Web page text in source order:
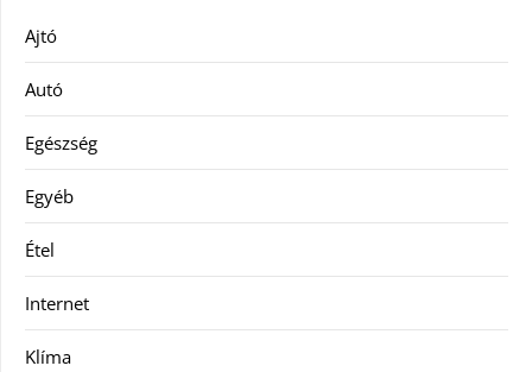
Ajtó
Autó
Egészség
Egyéb
Étel
Internet
Klíma